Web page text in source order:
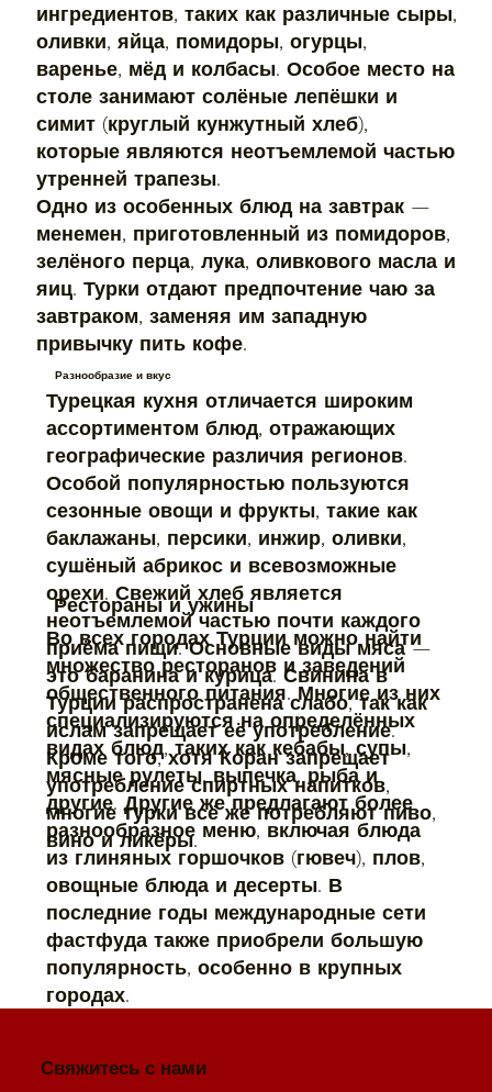
ингредиентов, таких как различные сыры,
оливки, яйца, помидоры, огурцы,
варенье, мёд и колбасы. Особое место на
столе занимают солёные лепёшки и
симит (круглый кунжутный хлеб),
которые являются неотъемлемой частью
утренней трапезы.
Одно из особенных блюд на завтрак —
менемен, приготовленный из помидоров,
зелёного перца, лука, оливкового масла и
яиц. Турки отдают предпочтение чаю за
завтраком, заменяя им западную
привычку пить кофе.
Разнообразие и вкус
Турецкая кухня отличается широким
ассортиментом блюд, отражающих
географические различия регионов.
Особой популярностью пользуются
сезонные овощи и фрукты, такие как
баклажаны, персики, инжир, оливки,
сушёный абрикос и всевозможные
орехи. Свежий хлеб является
неотъемлемой частью почти каждого
приёма пищи. Основные виды мяса —
это баранина и курица. Свинина в
Турции распространена слабо, так как
ислам запрещает её употребление.
Кроме того, хотя Коран запрещает
употребление спиртных напитков,
многие турки всё же потребляют пиво,
вино и ликёры.
Рестораны и ужины
Во всех городах Турции можно найти
множество ресторанов и заведений
общественного питания. Многие из них
специализируются на определённых
видах блюд, таких как кебабы, супы,
мясные рулеты, выпечка, рыба и
другие. Другие же предлагают более
разнообразное меню, включая блюда
из глиняных горшочков (гювеч), плов,
овощные блюда и десерты. В
последние годы международные сети
фастфуда также приобрели большую
популярность, особенно в крупных
городах.
Свяжитесь с нами